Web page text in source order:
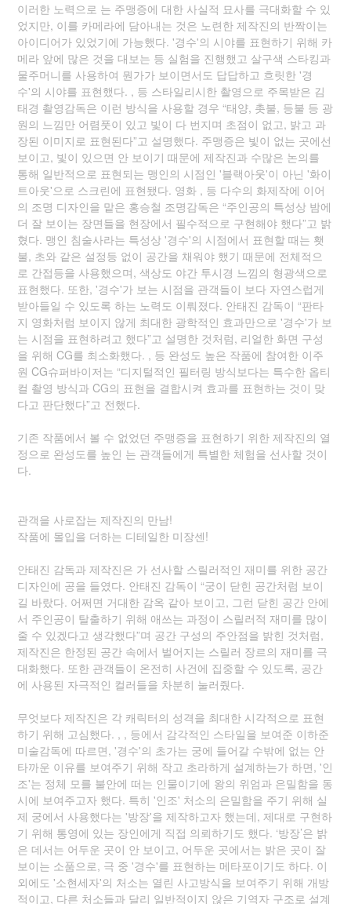
이러한 노력으로 는 주맹증에 대한 사실적 묘사를 극대화할 수 있
었지만, 이를 카메라에 담아내는 것은 노련한 제작진의 반짝이는
아이디어가 있었기에 가능했다. '경수'의 시야를 표현하기 위해 카
메라 앞에 많은 것을 대보는 등 실험을 진행했고 살구색 스타킹과
물주머니를 사용하여 뭔가가 보이면서도 답답하고 흐릿한 '경
수'의 시야를 표현했다. , 등 스타일리시한 촬영으로 주목받은 김
태경 촬영감독은 이런 방식을 사용할 경우 “태양, 촛불, 등불 등 광
원의 느낌만 어렴풋이 있고 빛이 다 번지며 초점이 없고, 밝고 과
장된 이미지로 표현된다”고 설명했다. 주맹증은 빛이 없는 곳에선
보이고, 빛이 있으면 안 보이기 때문에 제작진과 수많은 논의를
통해 일반적으로 표현되는 맹인의 시점인 '블랙아웃'이 아닌 '화이
트아웃'으로 스크린에 표현됐다. 영화 , 등 다수의 화제작에 이어
의 조명 디자인을 맡은 홍승철 조명감독은 “주인공의 특성상 밤에
더 잘 보이는 장면들을 현장에서 필수적으로 구현해야 했다”고 밝
혔다. 맹인 침술사라는 특성상 '경수'의 시점에서 표현할 때는 횃
불, 초와 같은 설정등 없이 공간을 채워야 했기 때문에 전체적으
로 간접등을 사용했으며, 색상도 야간 투시경 느낌의 형광색으로
표현했다. 또한, '경수'가 보는 시점을 관객들이 보다 자연스럽게
받아들일 수 있도록 하는 노력도 이뤄졌다. 안태진 감독이 “판타
지 영화처럼 보이지 않게 최대한 광학적인 효과만으로 '경수'가 보
는 시점을 표현하려고 했다”고 설명한 것처럼, 리얼한 화면 구성
을 위해 CG를 최소화했다. , 등 완성도 높은 작품에 참여한 이주
원 CG슈퍼바이저는 “디지털적인 필터링 방식보다는 특수한 옵티
컬 촬영 방식과 CG의 표현을 결합시켜 효과를 표현하는 것이 맞
다고 판단했다”고 전했다.
기존 작품에서 볼 수 없었던 주맹증을 표현하기 위한 제작진의 열
정으로 완성도를 높인 는 관객들에게 특별한 체험을 선사할 것이
다.
관객을 사로잡는 제작진의 만남!
작품에 몰입을 더하는 디테일한 미장센!
안태진 감독과 제작진은 가 선사할 스릴러적인 재미를 위한 공간
디자인에 공을 들였다. 안태진 감독이 “궁이 닫힌 공간처럼 보이
길 바랐다. 어쩌면 거대한 감옥 같아 보이고, 그런 닫힌 공간 안에
서 주인공이 탈출하기 위해 애쓰는 과정이 스릴러적 재미를 많이
줄 수 있겠다고 생각했다”며 공간 구성의 주안점을 밝힌 것처럼,
제작진은 한정된 공간 속에서 벌어지는 스릴러 장르의 재미를 극
대화했다. 또한 관객들이 온전히 사건에 집중할 수 있도록, 공간
에 사용된 자극적인 컬러들을 차분히 눌러줬다.
무엇보다 제작진은 각 캐릭터의 성격을 최대한 시각적으로 표현
하기 위해 고심했다. , , 등에서 감각적인 스타일을 보여준 이하준
미술감독에 따르면, '경수'의 초가는 궁에 들어갈 수밖에 없는 안
타까운 이유를 보여주기 위해 작고 초라하게 설계하는가 하면, '인
조'는 정체 모를 불안에 떠는 인물이기에 왕의 위엄과 은밀함을 동
시에 보여주고자 했다. 특히 '인조' 처소의 은밀함을 주기 위해 실
제 궁에서 사용했다는 '방장'을 제작하고자 했는데, 제대로 구현하
기 위해 통영에 있는 장인에게 직접 의뢰하기도 했다. ‘방장’은 밝
은 데서는 어두운 곳이 안 보이고, 어두운 곳에서는 밝은 곳이 잘
보이는 소품으로, 극 중 '경수'를 표현하는 메타포이기도 하다. 이
외에도 '소현세자'의 처소는 열린 사고방식을 보여주기 위해 개방
적이고, 다른 처소들과 달리 일반적이지 않은 기역자 구조로 설계